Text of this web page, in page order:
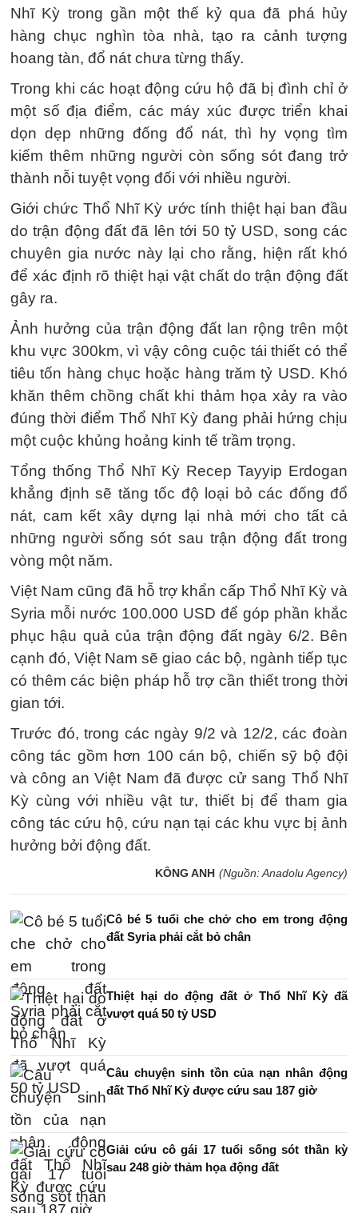
Nhĩ Kỳ trong gần một thế kỷ qua đã phá hủy
hàng chục nghìn tòa nhà, tạo ra cảnh tượng
hoang tàn, đổ nát chưa từng thấy.
Trong khi các hoạt động cứu hộ đã bị đình chỉ ở
một số địa điểm, các máy xúc được triển khai
dọn dẹp những đống đổ nát, thì hy vọng tìm
kiếm thêm những người còn sống sót đang trở
thành nỗi tuyệt vọng đối với nhiều người.
Giới chức Thổ Nhĩ Kỳ ước tính thiệt hại ban đầu
do trận động đất đã lên tới 50 tỷ USD, song các
chuyên gia nước này lại cho rằng, hiện rất khó
để xác định rõ thiệt hại vật chất do trận động đất
gây ra.
Ảnh hưởng của trận động đất lan rộng trên một
khu vực 300km, vì vậy công cuộc tái thiết có thể
tiêu tốn hàng chục hoặc hàng trăm tỷ USD. Khó
khăn thêm chồng chất khi thảm họa xảy ra vào
đúng thời điểm Thổ Nhĩ Kỳ đang phải hứng chịu
một cuộc khủng hoảng kinh tế trầm trọng.
Tổng thống Thổ Nhĩ Kỳ Recep Tayyip Erdogan
khẳng định sẽ tăng tốc độ loại bỏ các đống đổ
nát, cam kết xây dựng lại nhà mới cho tất cả
những người sống sót sau trận động đất trong
vòng một năm.
Việt Nam cũng đã hỗ trợ khẩn cấp Thổ Nhĩ Kỳ và
Syria mỗi nước 100.000 USD để góp phần khắc
phục hậu quả của trận động đất ngày 6/2. Bên
cạnh đó, Việt Nam sẽ giao các bộ, ngành tiếp tục
có thêm các biện pháp hỗ trợ cần thiết trong thời
gian tới.
Trước đó, trong các ngày 9/2 và 12/2, các đoàn
công tác gồm hơn 100 cán bộ, chiến sỹ bộ đội
và công an Việt Nam đã được cử sang Thổ Nhĩ
Kỳ cùng với nhiều vật tư, thiết bị để tham gia
công tác cứu hộ, cứu nạn tại các khu vực bị ảnh
hưởng bởi động đất.
KÔNG ANH (Nguồn: Anadolu Agency)
Cô bé 5 tuổi che chở cho em trong động
đất Syria phải cắt bỏ chân
Thiệt hại do động đất ở Thổ Nhĩ Kỳ đã
vượt quá 50 tỷ USD
Câu chuyện sinh tồn của nạn nhân động
đất Thổ Nhĩ Kỳ được cứu sau 187 giờ
Giải cứu cô gái 17 tuổi sống sót thần kỳ
sau 248 giờ thảm họa động đất